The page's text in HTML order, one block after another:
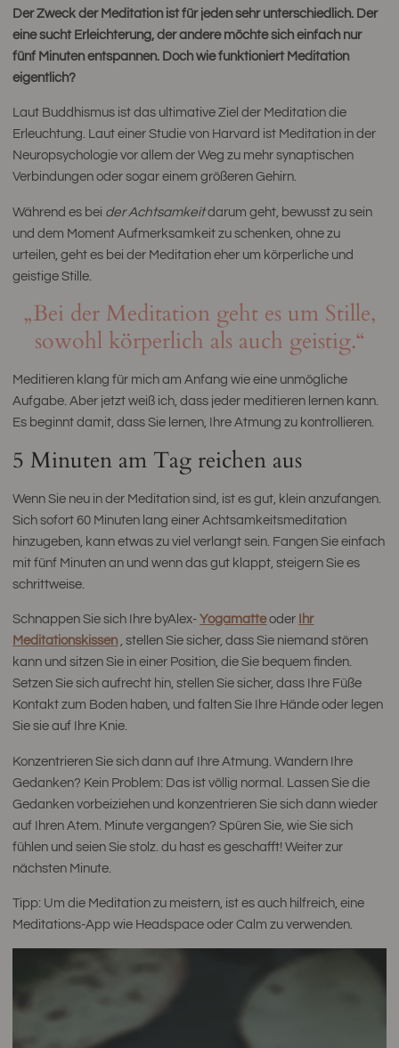
Der Zweck der Meditation ist für jeden sehr unterschiedlich. Der
eine sucht Erleichterung, der andere möchte sich einfach nur
fünf Minuten entspannen. Doch wie funktioniert Meditation
eigentlich?
Laut Buddhismus ist das ultimative Ziel der Meditation die
Erleuchtung. Laut einer Studie von Harvard ist Meditation in der
Neuropsychologie vor allem der Weg zu mehr synaptischen
Verbindungen oder sogar einem größeren Gehirn.
Während es bei der Achtsamkeitdarum geht, bewusst zu sein
und dem Moment Aufmerksamkeit zu schenken, ohne zu
urteilen, geht es bei der Meditation eher um körperliche und
geistige Stille.
„Bei der Meditation geht es um Stille,
sowohl körperlich als auch geistig.“
Meditieren klang für mich am Anfang wie eine unmögliche
Aufgabe. Aber jetzt weiß ich, dass jeder meditieren lernen kann.
Es beginnt damit, dass Sie lernen, Ihre Atmung zu kontrollieren.
5 Minuten am Tag reichen aus
Wenn Sie neu in der Meditation sind, ist es gut, klein anzufangen.
Sich sofort 60 Minuten lang einer Achtsamkeitsmeditation
hinzugeben, kann etwas zu viel verlangt sein. Fangen Sie einfach
mit fünf Minuten an und wenn das gut klappt, steigern Sie es
schrittweise.
Schnappen Sie sich Ihre byAlex-Yogamatteoder Ihr
Meditationskissen , stellen Sie sicher, dass Sie niemand stören
kann und sitzen Sie in einer Position, die Sie bequem finden.
Setzen Sie sich aufrecht hin, stellen Sie sicher, dass Ihre Füße
Kontakt zum Boden haben, und falten Sie Ihre Hände oder legen
Sie sie auf Ihre Knie.
Konzentrieren Sie sich dann auf Ihre Atmung. Wandern Ihre
Gedanken? Kein Problem: Das ist völlig normal. Lassen Sie die
Gedanken vorbeiziehen und konzentrieren Sie sich dann wieder
auf Ihren Atem. Minute vergangen? Spüren Sie, wie Sie sich
fühlen und seien Sie stolz. du hast es geschafft! Weiter zur
nächsten Minute.
Tipp: Um die Meditation zu meistern, ist es auch hilfreich, eine
Meditations-App wie Headspace oder Calm zu verwenden.